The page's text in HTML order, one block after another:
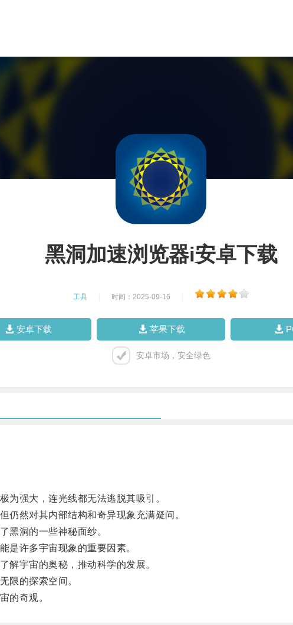
黑洞加速浏览器i安卓下载
工具 时间：2025-09-16
安卓下载 苹果下载
安卓市场，安全绿色
强大，连光线都无法逃脱其吸引。
然对其内部结构和奇异现象充满疑问。
洞的一些神秘面纱。
许多宇宙现象的重要因素。
宇宙的奥秘，推动科学的发展。
的探索空间。
的奇观。